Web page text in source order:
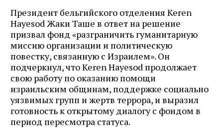
Президент бельгийского отделения Keren
Hayesod Жаки Таше в ответ на решение
призвал фонд «разграничить гуманитарную
миссию организации и политическую
повестку, связанную с Израилем». Он
подчеркнул, что Keren Hayesod продолжает
свою работу по оказанию помощи
израильским общинам, поддержке социально
уязвимых групп и жертв террора, и выразил
готовность к открытому диалогу с фондом в
период пересмотра статуса.